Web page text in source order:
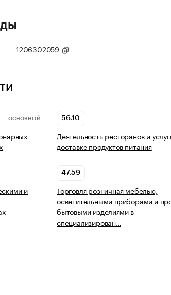
1206302059
ОСНОВНОЙ 56.10
Деятельность ресторанов и
доставке продуктов питания
и
47.59
Торговля розничная мебелью,
осветительными приборами и
бытовыми изделиями в
специализирован…